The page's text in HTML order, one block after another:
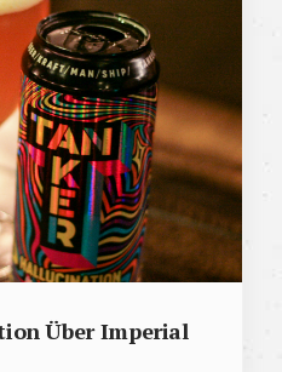
Über Imperial